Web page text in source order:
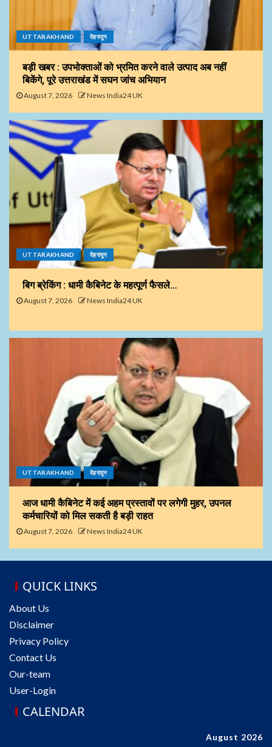
UTTARAKHAND देहरादून
बड़ी खबर : उपभोक्ताओं को भ्रमित करने वाले उत्पाद अब नहीं
बिकेंगे, पूरे उत्तराखंड में सघन जांच अभियान
August 7, 2026 News India24 UK
UTTARAKHAND देहरादून
बिग ब्रेकिंग : धामी कैबिनेट के महत्पूर्ण फैसले…
August 7, 2026 News India24 UK
UTTARAKHAND देहरादून
आज धामी कैबिनेट में कई अहम प्रस्तावों पर लगेगी मुहर, उपनल
कर्मचारियों को मिल सकती है बड़ी राहत
August 7, 2026 News India24 UK
QUICK LINKS
About Us
Disclaimer
Privacy Policy
Contact Us
Our-team
User-Login
CALENDAR
August 2026